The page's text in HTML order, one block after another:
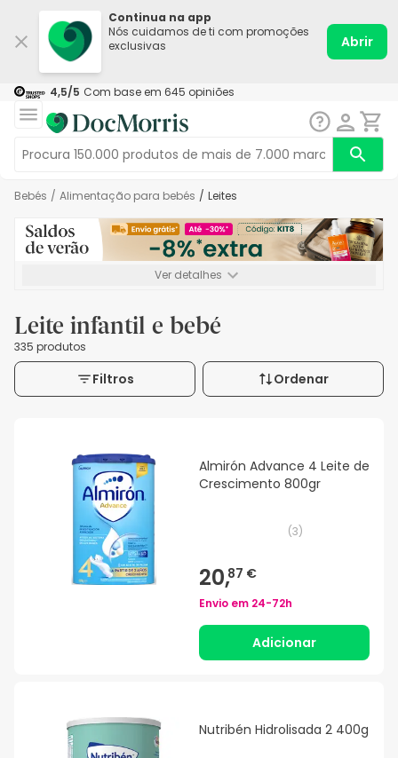
Continua na app
Nós cuidamos de ti com promoções
exclusivas
Abrir
4,5/5 Com base em 645 opiniões
Bebés / Alimentação para bebés / Leites
Ver detalhes
Leite infantil e bebé
335 produtos
Filtros Ordenar
Almirón Advance 4 Leite de
Crescimento 800gr
(3)
20,87 €
Envio em 24-72h
Adicionar
Nutribén Hidrolisada 2 400g